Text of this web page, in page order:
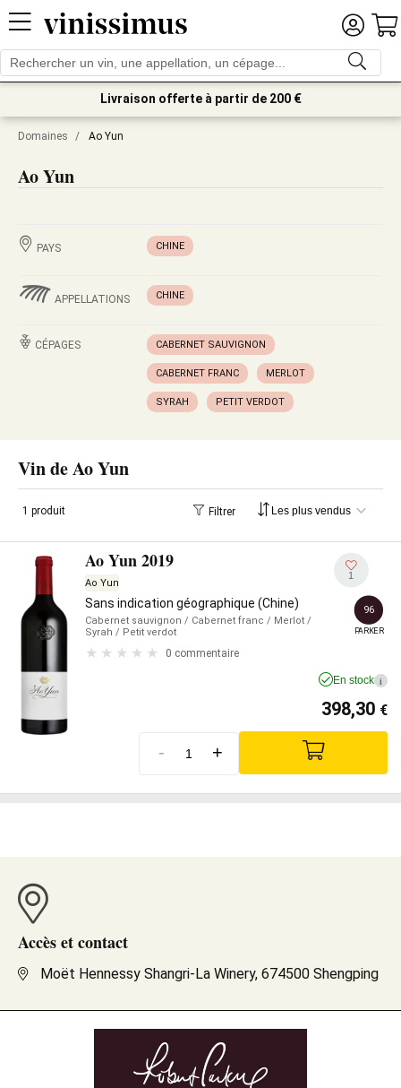
Livraison offerte à partir de 200 €
Domaines / Ao Yun
Ao Yun
PAYS CHINE
APPELLATIONS CHINE
CÉPAGES CABERNET SAUVIGNON
CABERNET FRANC MERLOT
SYRAH PETIT VERDOT
Vin de Ao Yun
1 produit Filtrer
Ao Yun 2019
Ao Yun
Sans indication géographique (Chine)
Cabernet sauvignon / Cabernet franc / Merlot /
Syrah / Petit verdot
0 commentaire
1
96
PARKER
En stock i
398,30 €
- +
Accès et contact
Moët Hennessy Shangri-La Winery, 674500 Shengping